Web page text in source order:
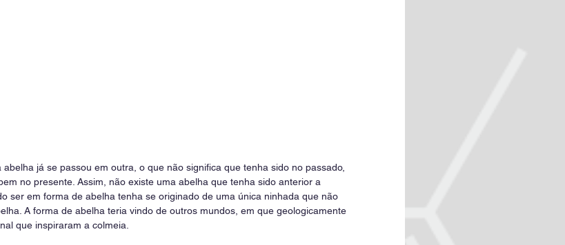
já se passou em outra, o que não significa que tenha sido no passado,
no presente. Assim, não existe uma abelha que tenha sido anterior a
ser em forma de abelha tenha se originado de uma única ninhada que não
A forma de abelha teria vindo de outros mundos, em que geologicamente
que inspiraram a colmeia.